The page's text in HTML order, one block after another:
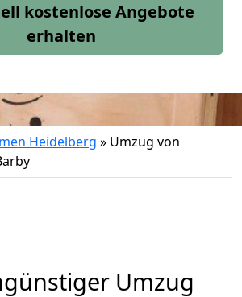
kostenlose Angebote
erhalten
Heidelberg » Umzug von
Umzug